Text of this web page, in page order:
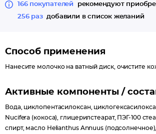
166 покупателей
рекомендуют
256 раз добавили в список желаний
Способ применения
Нанесите молочко на ватный диск, очистите
Активные компоненты /
Вода, циклопентасилоксан,
Nucifera (кокоса), глицерилстеарат, ПЭГ-100
спирт, масло Helianthus Annuus (подсолнечное),